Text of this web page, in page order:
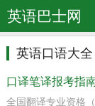
英语巴士网
英语口语大全
口译笔译报考指
全国翻译专业资格